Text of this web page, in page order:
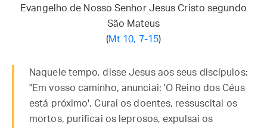
Evangelho de Nosso Senhor Jesus Cristo segundo
São Mateus
(Mt 10, 7-15)
Naquele tempo, disse Jesus aos seus discípulos:
"Em vosso caminho, anunciai: 'O Reino dos Céus
está próximo'. Curai os doentes, ressuscitai os
mortos, purificai os leprosos, expulsai os